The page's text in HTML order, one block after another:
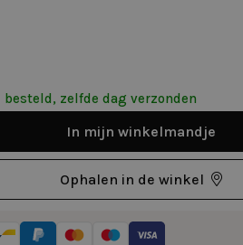
besteld, zelfde dag verzonden
In mijn winkelmandje
Ophalen in de winkel